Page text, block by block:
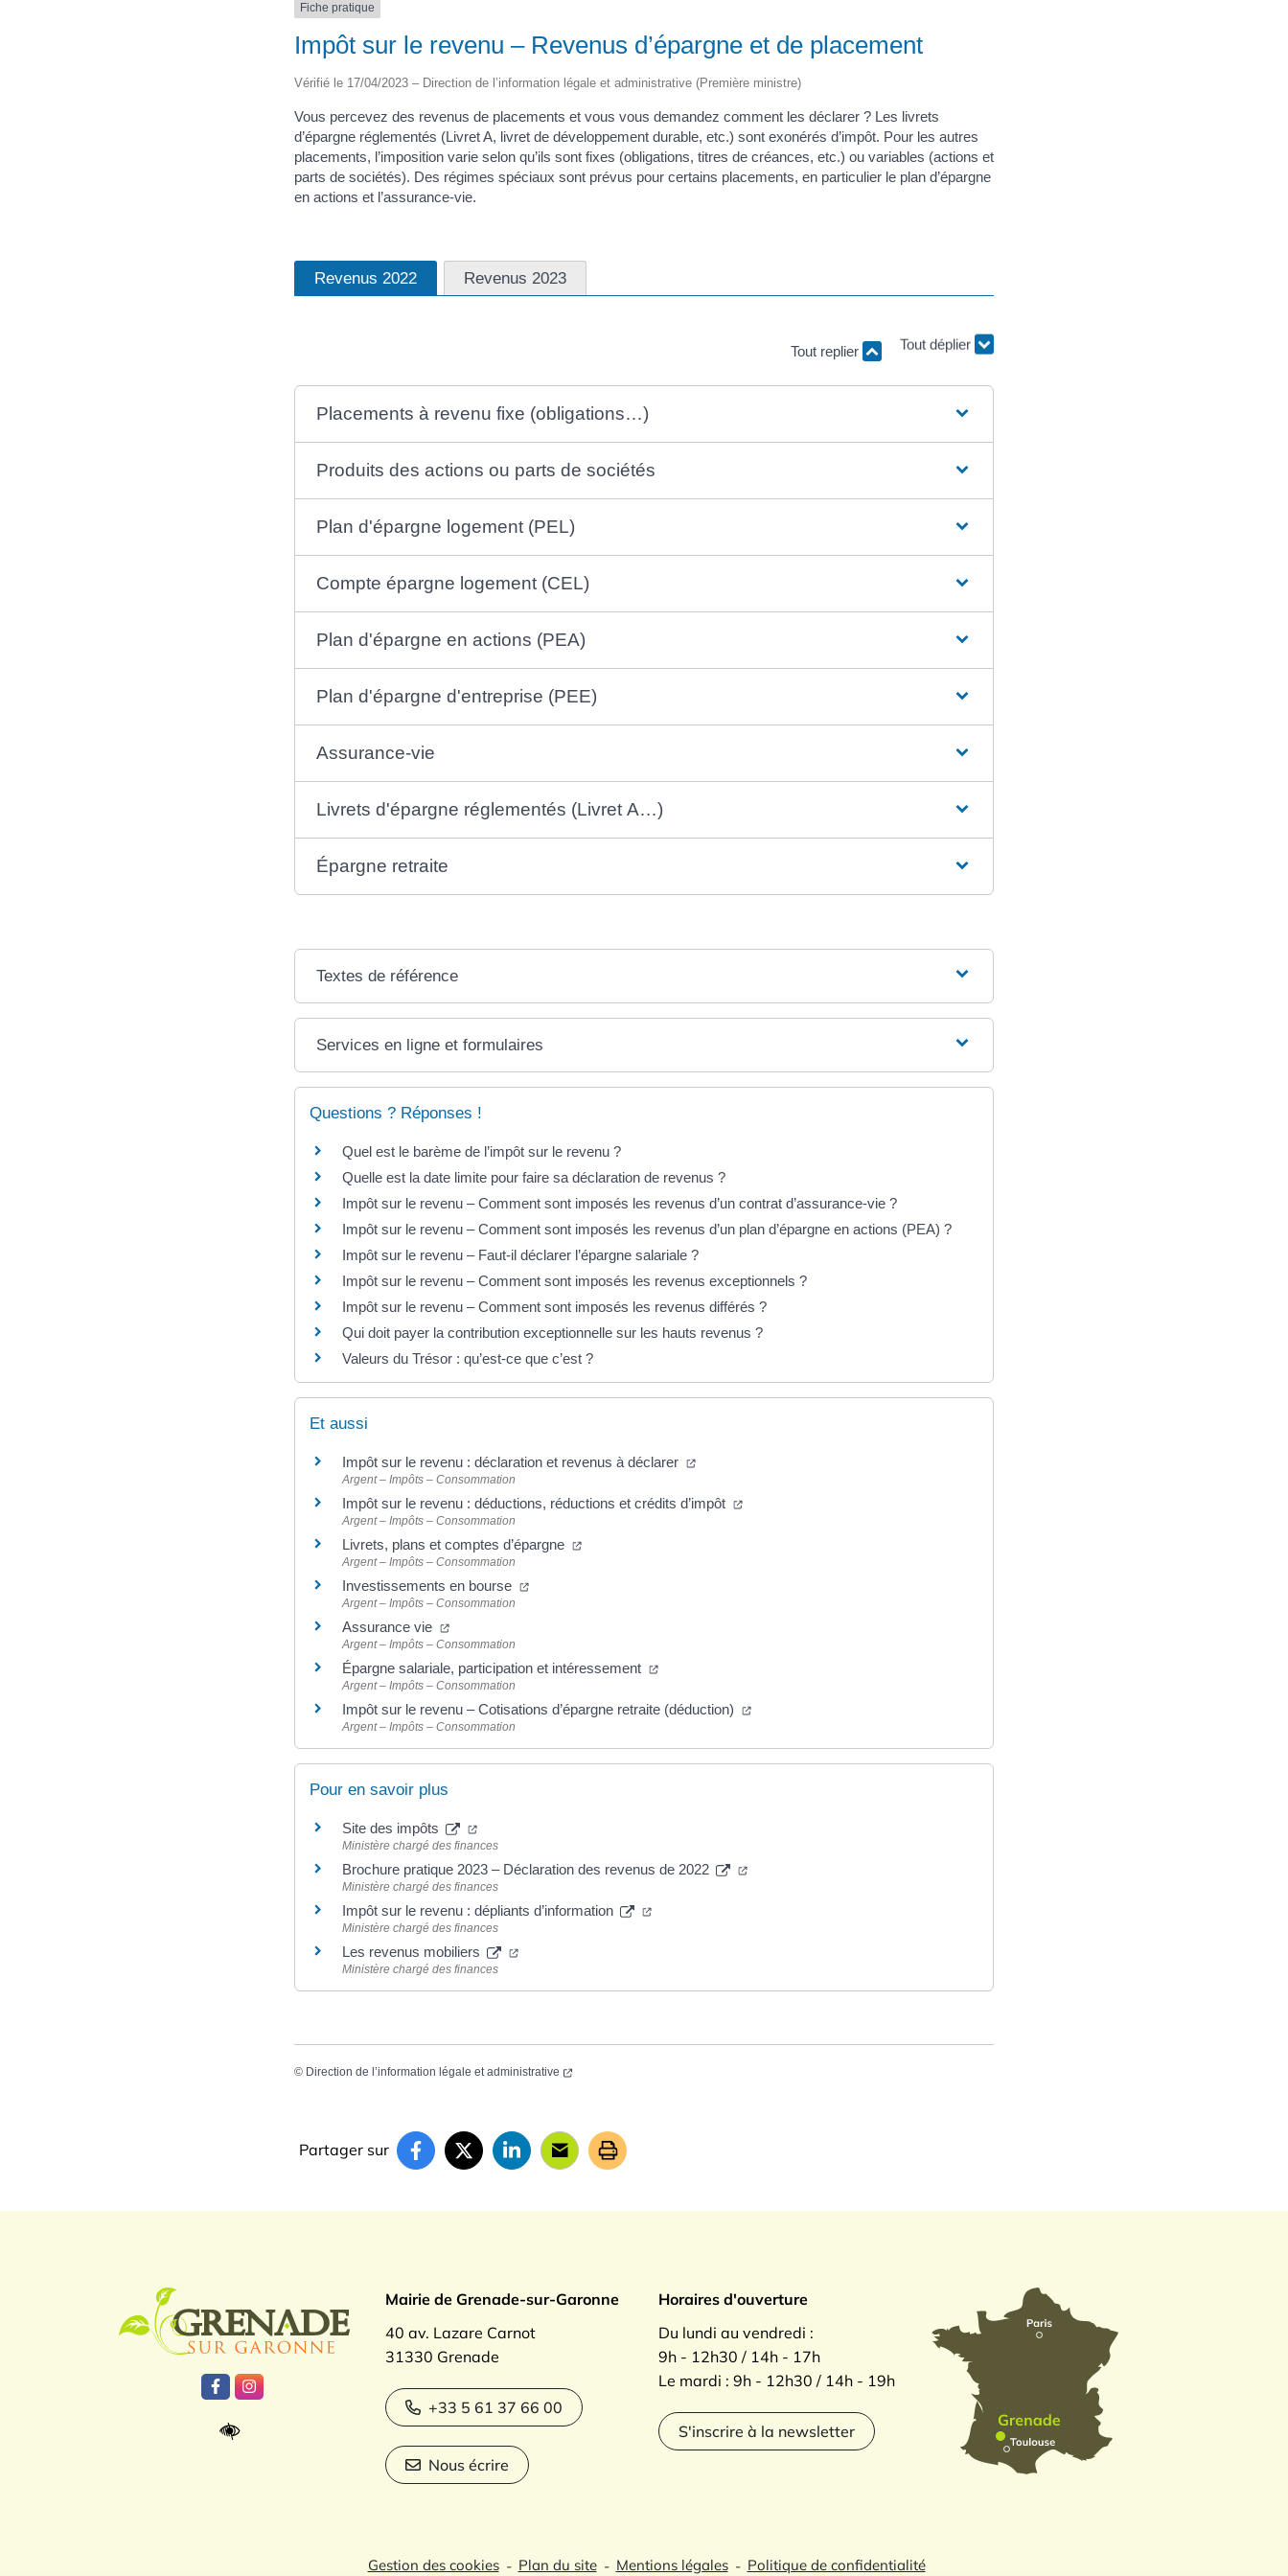
Fiche pratique
Impôt sur le revenu – Revenus d’épargne et de placement
Vérifié le 17/04/2023 – Direction de l’information légale et administrative (Première ministre)
Vous percevez des revenus de placements et vous vous demandez comment les déclarer ? Les livrets
d’épargne réglementés (Livret A, livret de développement durable, etc.) sont exonérés d’impôt. Pour les autres
placements, l’imposition varie selon qu’ils sont fixes (obligations, titres de créances, etc.) ou variables (actions et
parts de sociétés). Des régimes spéciaux sont prévus pour certains placements, en particulier le plan d’épargne
en actions et l’assurance-vie.
Revenus 2022 Revenus 2023
Tout replier Tout déplier
Placements à revenu fixe (obligations…)
Produits des actions ou parts de sociétés
Plan d'épargne logement (PEL)
Compte épargne logement (CEL)
Plan d'épargne en actions (PEA)
Plan d'épargne d'entreprise (PEE)
Assurance-vie
Livrets d'épargne réglementés (Livret A…)
Épargne retraite
Textes de référence
Services en ligne et formulaires
Questions ? Réponses !
Quel est le barème de l’impôt sur le revenu ?
Quelle est la date limite pour faire sa déclaration de revenus ?
Impôt sur le revenu – Comment sont imposés les revenus d’un contrat d’assurance-vie ?
Impôt sur le revenu – Comment sont imposés les revenus d’un plan d’épargne en actions (PEA) ?
Impôt sur le revenu – Faut-il déclarer l’épargne salariale ?
Impôt sur le revenu – Comment sont imposés les revenus exceptionnels ?
Impôt sur le revenu – Comment sont imposés les revenus différés ?
Qui doit payer la contribution exceptionnelle sur les hauts revenus ?
Valeurs du Trésor : qu’est-ce que c’est ?
Et aussi
Impôt sur le revenu : déclaration et revenus à déclarer
Argent – Impôts – Consommation
Impôt sur le revenu : déductions, réductions et crédits d’impôt
Argent – Impôts – Consommation
Livrets, plans et comptes d’épargne
Argent – Impôts – Consommation
Investissements en bourse
Argent – Impôts – Consommation
Assurance vie
Argent – Impôts – Consommation
Épargne salariale, participation et intéressement
Argent – Impôts – Consommation
Impôt sur le revenu – Cotisations d’épargne retraite (déduction)
Argent – Impôts – Consommation
Pour en savoir plus
Site des impôts
Ministère chargé des finances
Brochure pratique 2023 – Déclaration des revenus de 2022
Ministère chargé des finances
Impôt sur le revenu : dépliants d’information
Ministère chargé des finances
Les revenus mobiliers
Ministère chargé des finances
© Direction de l’information légale et administrative
Partager sur
Logo Grenade sur Garonne
Lien vers le compte Facebook
Lien vers le compte Instagram
Mairie de Grenade-sur-Garonne
40 av. Lazare Carnot
31330 Grenade
+33 5 61 37 66 00
Nous écrire
Horaires d'ouverture
Du lundi au vendredi :
9h - 12h30 / 14h - 17h
Le mardi : 9h - 12h30 / 14h - 19h
S'inscrire à la newsletter
Gestion des cookies Plan du site Mentions légales Politique de confidentialité